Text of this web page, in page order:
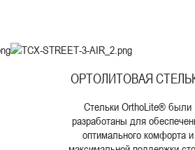
ОРТОЛИТОВАЯ
Стельки OrthoLite® были
разработаны для
оптимального комфорта и